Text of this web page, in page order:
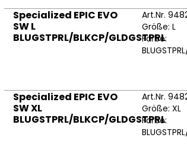
Specialized EPIC EVO
SW L
BLUGSTPRL/BLKCP/GLDGSTPRL
Art.Nr.
Größe: L
Farbe:
Specialized EPIC EVO
SW XL
BLUGSTPRL/BLKCP/GLDGSTPRL
Art.Nr.
Größe: XL
Farbe: